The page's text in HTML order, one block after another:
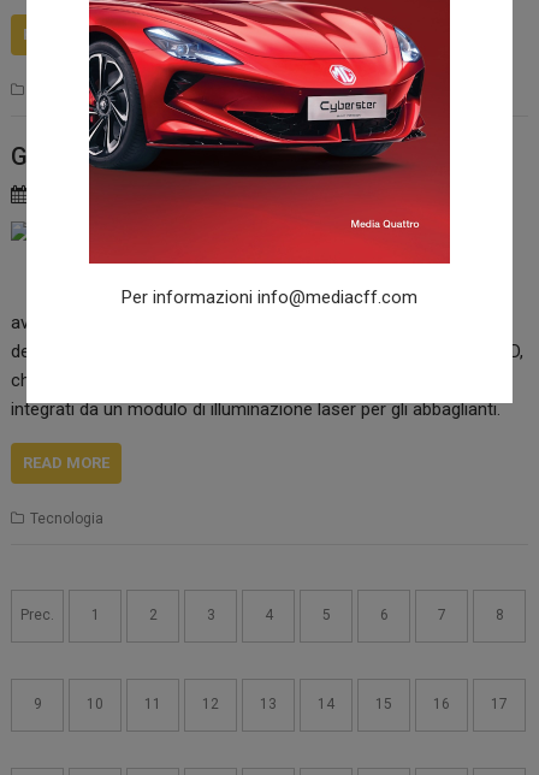
READ MORE
Gruppi ottici laser per la nuova Audi R8
Audi rivela i fari della
sua nuova R8 come
prima di una serie di
avanzate tecnologie
della sua supersportiva La R8 utilizza proiettori in tecnologia LED,
che possono essere
integrati da un modulo di illuminazione laser per gli abbaglianti.
READ MORE
Tecnologia
Navigazione
articoli
Prec. 1 2 3 4 5 6 7 8
9 10 11 12 13 14 15 16 17
Per informazioni info@mediacff.com